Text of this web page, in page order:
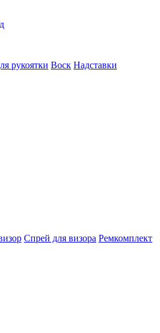
рукоятки Воск Надставки
Спрей для визора Ремкомплект